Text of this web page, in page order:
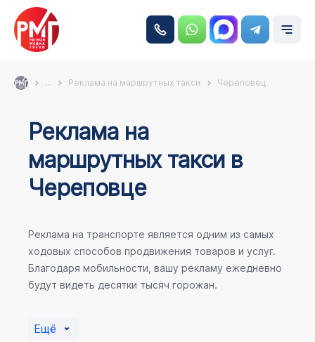
... Реклама на маршрутных такси Череповец
Реклама на
маршрутных такси в
Череповце
Реклама на транспорте является одним из самых
ходовых способов продвижения товаров и услуг.
Благодаря мобильности, вашу рекламу ежедневно
будут видеть десятки тысяч горожан.
Ещё